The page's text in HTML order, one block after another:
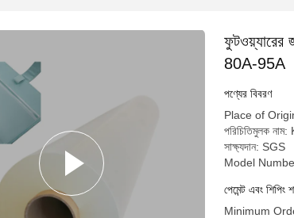
ফুটওয়্যারের
80A-95A
পণ্যের বিবরণ
Place of
পরিচিতিমুলক নাম:
সাক্ষ্যদান: SGS
Model
পেমেন্ট এবং শিপিং
Minimum